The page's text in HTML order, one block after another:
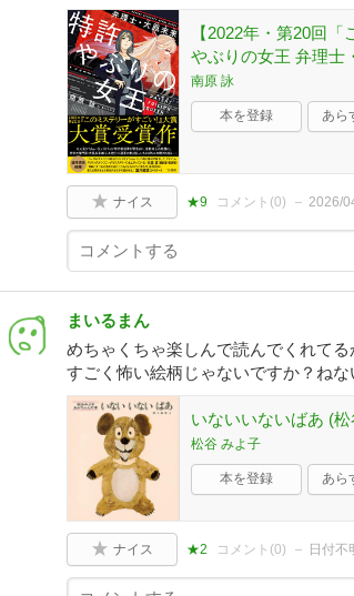
【2022年・第20回
やぶりの女王 弁理士
南原 詠
本を登録 あら
ナイス ★9 コメント(0) 2026/
まいるまん
めちゃくちゃ楽しんで読んでくれて
すごく怖い絵柄じゃないですか？ねな
いないいないばあ (
松谷 みよ子
本を登録 あら
ナイス ★2 コメント(0) 日付不